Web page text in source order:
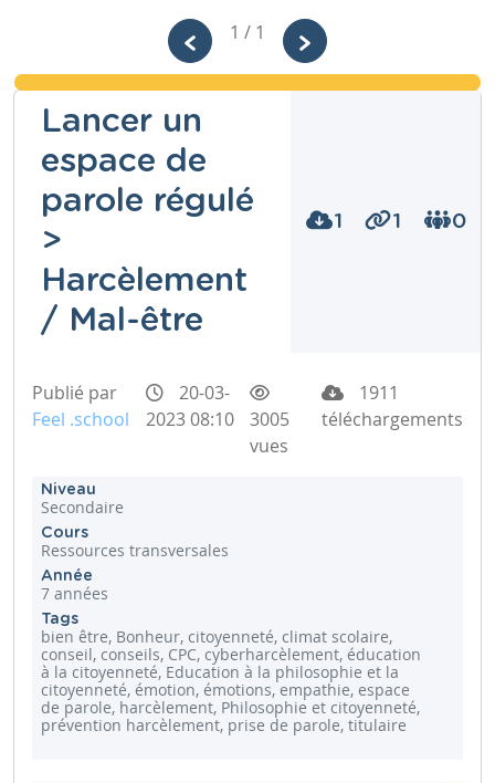
1 / 1
Lancer un
espace de
parole régulé
>
Harcèlement
/ Mal-être
1 1 0
Publié par
Feel .school
20-03-
2023 08:10
3005
vues
1911
téléchargements
Niveau
Secondaire
Cours
Ressources transversales
Année
7 années
Tags
bien être, Bonheur, citoyenneté, climat scolaire,
conseil, conseils, CPC, cyberharcèlement, éducation
à la citoyenneté, Education à la philosophie et la
citoyenneté, émotion, émotions, empathie, espace
de parole, harcèlement, Philosophie et citoyenneté,
prévention harcèlement, prise de parole, titulaire